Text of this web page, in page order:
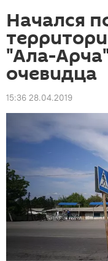
Начался
"Ала-
очевидца
15:36 28.04.2019